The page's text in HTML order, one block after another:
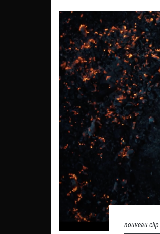
nouveau